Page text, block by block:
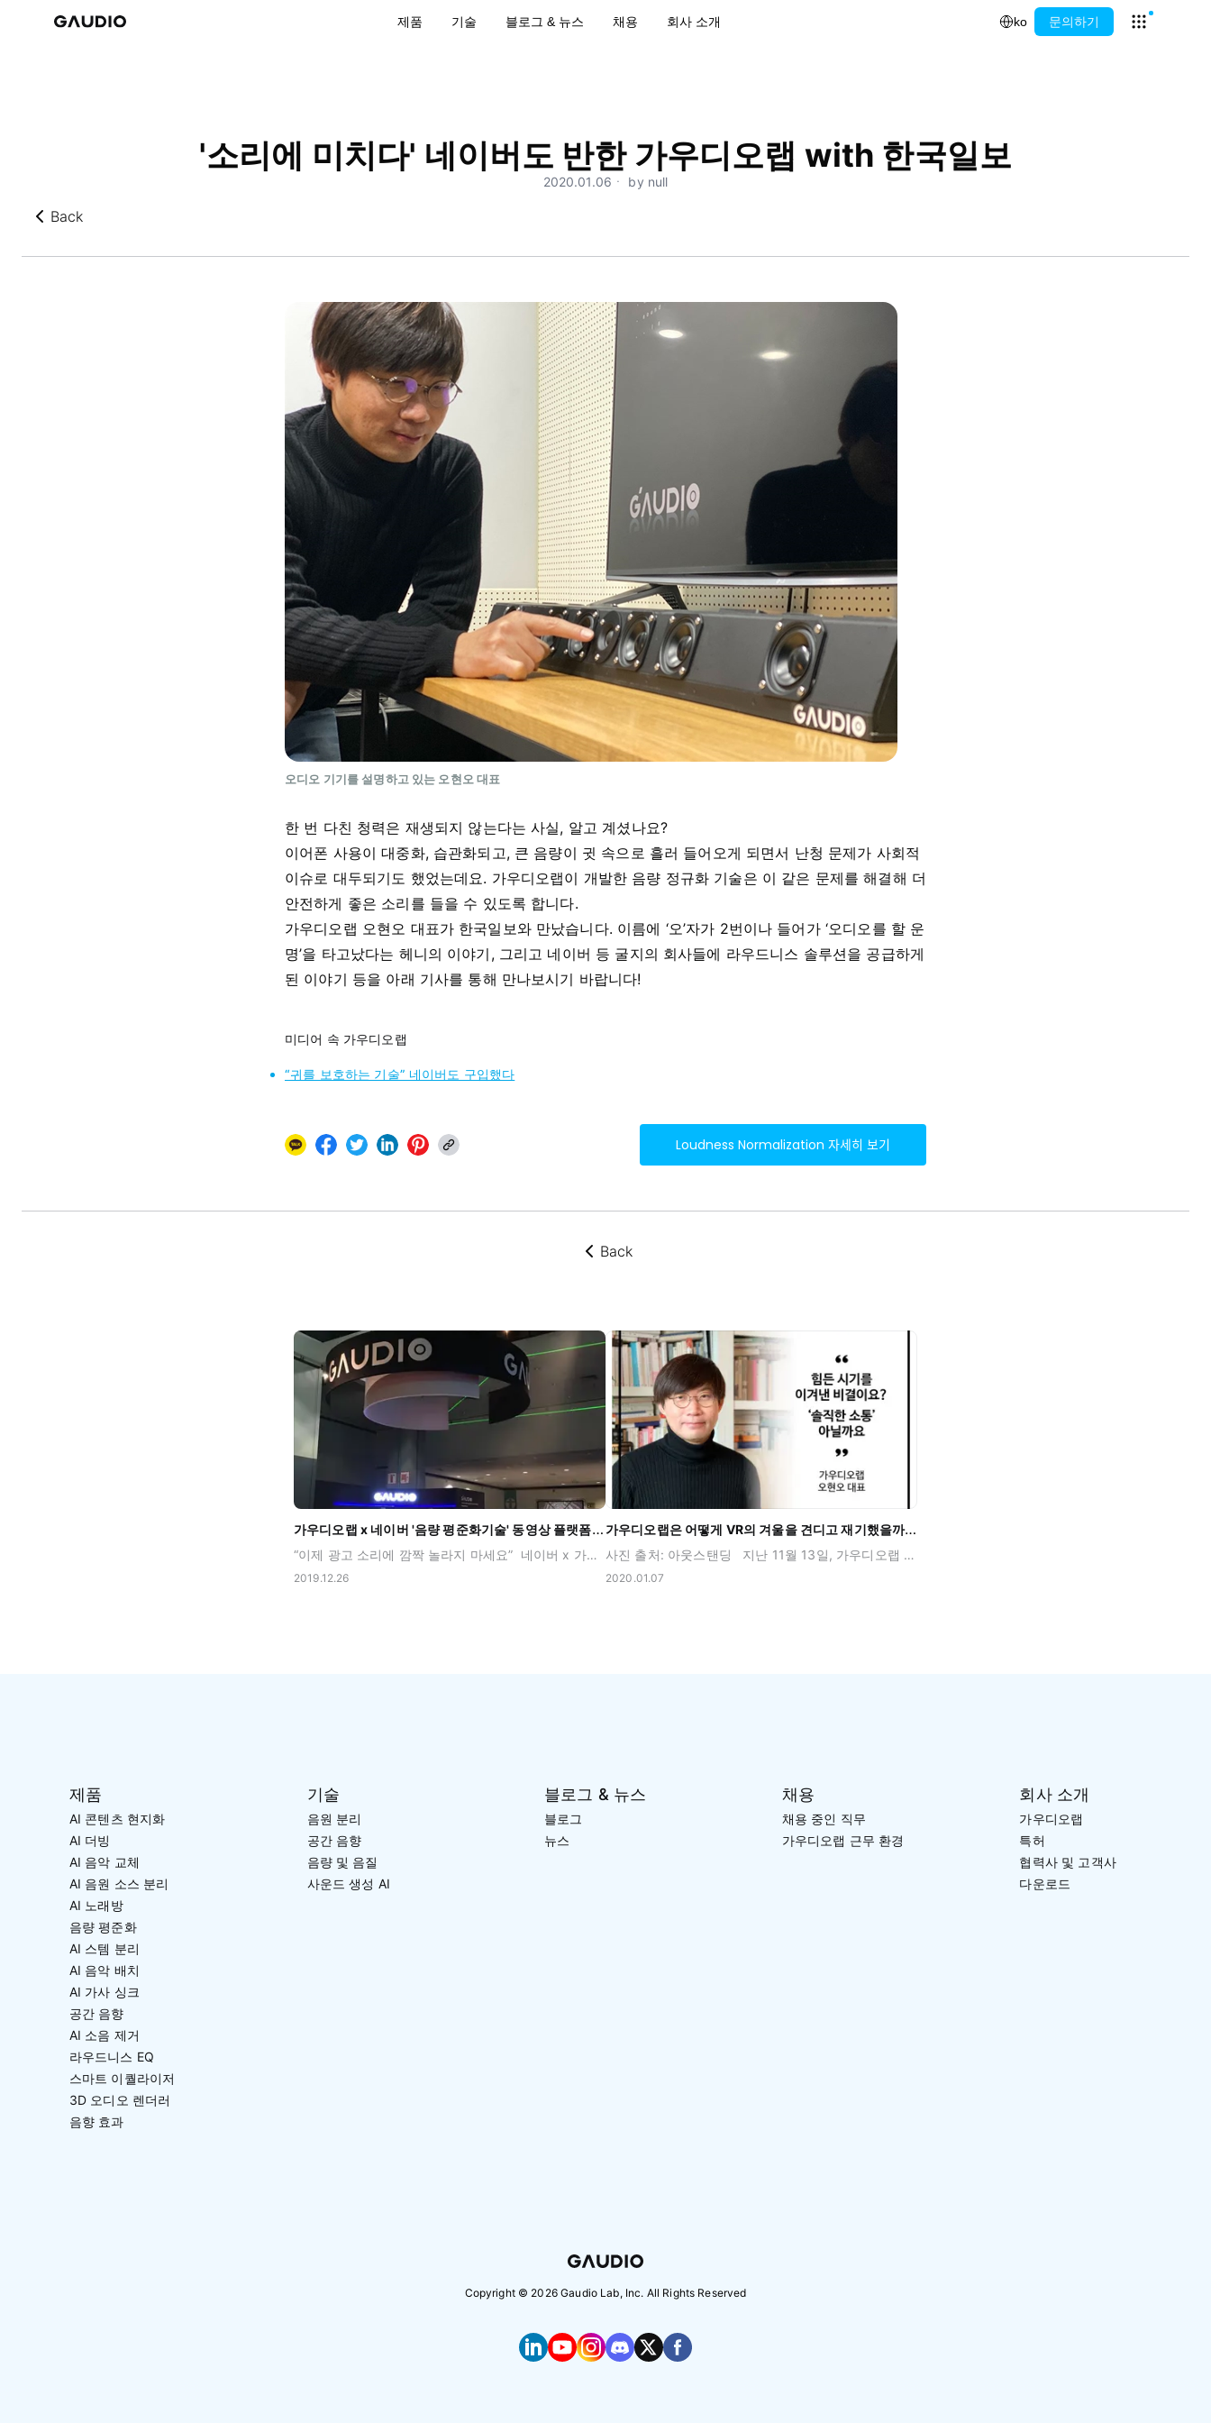
제품 기술 블로그 & 뉴스 채용 회사 소개 ko 문의하기
Open app
'소리에 미치다' 네이버도 반한 가우디오랩 with 한국일보
2020.01.06ㆍ by null
뒤로가기
Back
오디오 기기를 설명하고 있는 오현오 대표
한 번 다친 청력은 재생되지 않는다는 사실, 알고 계셨나요?
이어폰 사용이 대중화, 습관화되고, 큰 음량이 귓 속으로 흘러 들어오게 되면서 난청 문제가 사회적
이슈로 대두되기도 했었는데요. 가우디오랩이 개발한 음량 정규화 기술은 이 같은 문제를 해결해 더
안전하게 좋은 소리를 들을 수 있도록 합니다.
가우디오랩 오현오 대표가 한국일보와 만났습니다. 이름에 ‘오’자가 2번이나 들어가 ‘오디오를 할 운
명’을 타고났다는 헤니의 이야기, 그리고 네이버 등 굴지의 회사들에 라우드니스 솔루션을 공급하게
된 이야기 등을 아래 기사를 통해 만나보시기 바랍니다!
미디어 속 가우디오랩
“귀를 보호하는 기술” 네이버도 구입했다
Loudness Normalization 자세히 보기
뒤로가기
Back
가우디오랩 x 네이버 '음량 평준화기술' 동영상 플랫폼에 적용하다
“이제 광고 소리에 깜짝 놀라지 마세요” 네이버 x 가우디오랩, 음량평준화 기술 개발가우디오랩과 알고리즘으로 음량 분석해동영상 콘텐츠 간 음량 편차 자동 제어 가우디오랩이 네이버와 함께 개발한 ‘음량 평준화 기술’ 개발 및 네이버 VOD 동영상 플랫폼에 적용되었다는 소식이 12월 26일에 43건의 보도자료로 알려지게 되었습니다! 👏🏻 <사진 출처: 네이버 검색> 이제는 연령대를 넘나들며, 여러 비디오 플랫폼에서 영상 콘텐츠를 소비하는 것이 일상이 되었는데요. 네이버와 가우디오랩이 개발한 ‘음량 평준화 기술’은 동영상 콘텐츠마다 들쭉날쭐한 음량 편차를 줄여주는 기술이랍니다. “이 기술력이 뭐가 특별한거지?” 라고 생각이 드는 분들을 위해 덧붙이지자면, 기존에는 영상 간의 음량 조정을 위해 동영상을 다시 코딩해야하는 번거로움이 있었고 시청자마다 영상을 소비하는 디바이스나 스피커가 다 달랐기 때문에 음량레벨을 최적화 하기 쉽지 않았는데요. ‘음량 평준화 기술’이 적용되면서 알고리즘을 통해 음량을 분석하고 제어할 수 있는 독자적인 메타데이터로 인해 시청자의 이용 기기가 달라도 최적의 음량으로 맞추어 진다는 것이죠! 😯 ‘음량 평준화 기술’은 네이버TV, 네이버 블로그, 등 네이버 동영상 VOD 서비스에 적용되어서 앞으로 영상 콘텐츠를 소비할 시청자들에게 더욱 만족스러운 감상 경험을 드릴 수 있을거같네요! <사진 출처: 쿠키뉴스>
2019.12.26
가우디오랩은 어떻게 VR의 겨울을 견디고 재기했을까? with 아웃스탠딩
사진 출처: 아웃스탠딩 지난 11월 13일, 가우디오랩 ‘오현오(Henney)’ 대표가 네이버 D2 Startup Factory에서 주최하는 TECH MEETS STARTUP 2019에 참석하여 가우디오랩의 혹독한 피벗 스토리를 살짝 공유해드렸던거 다들 기억하시나요? 당시 주간 테크 뉴스에 실린 헤니의 인터뷰가 11월11일부터 11월15일까지 한주간 화제가 되기도 했었죠 😯 사진 출처: IT조선 이번엔 아웃스탠딩 송범근 기자님과 함께 “가우디오랩은 어떻게 VR의 겨울을 견디고 재기했을까?” 하는 내용으로 헤니와 밀착 인터뷰를 진행했답니다. ? 가우디오랩의 봄날 시절 부터 혹독한 겨울 시절까지, 그리고 다시 봄을 맞이할 준비가 되어있는 현재의 가우디오랩을 인터뷰를 통해 만나보세요!
2020.01.07
제품
AI 콘텐츠 현지화
AI 더빙
AI 음악 교체
AI 음원 소스 분리
AI 노래방
음량 평준화
AI 스템 분리
AI 음악 배치
AI 가사 싱크
공간 음향
AI 소음 제거
라우드니스 EQ
스마트 이퀄라이저
3D 오디오 렌더러
음향 효과
기술
음원 분리
공간 음향
음량 및 음질
사운드 생성 AI
블로그 & 뉴스
블로그
뉴스
채용
채용 중인 직무
가우디오랩 근무 환경
회사 소개
가우디오랩
특허
협력사 및 고객사
다운로드
Copyright © 2026Gaudio Lab, Inc. All Rights Reserved